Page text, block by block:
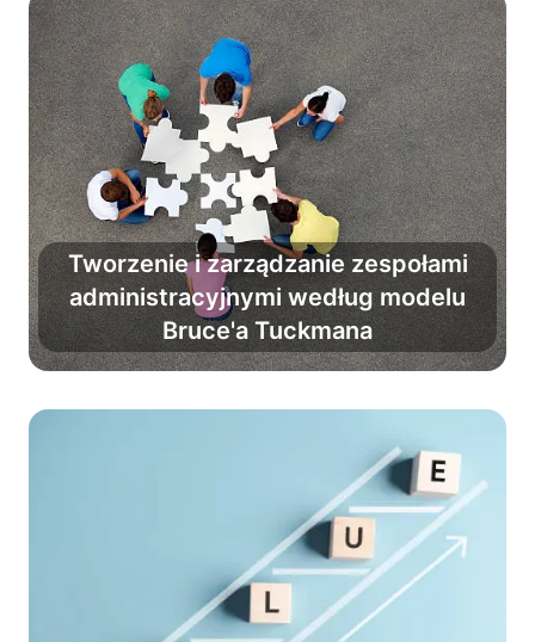
Tworzenie i zarządzanie zespołami
administracyjnymi według modelu
Bruce'a Tuckmana
Pokonaj chaos i zmień grupę
w profesjonalny zespół.